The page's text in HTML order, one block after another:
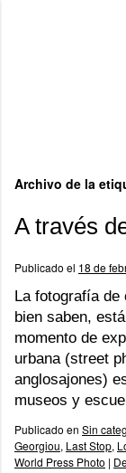
Archivo de la
A través
Publicado el 18 de
La fotografía
bien saben,
momento de
urbana (street
anglosajones)
museos y
Publicado en Sin
Georgiou, Last Stop,
World Press Photo |